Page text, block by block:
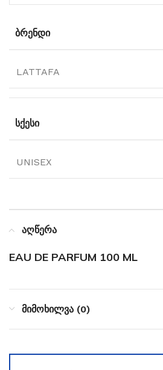
ᲑᲠᲔᲜᲓᲘ
LATTAFA
ᲡᲥᲔᲡᲘ
UNISEX
აღწერა
EAU DE PARFUM 100 ML
მიმოხილვა (0)